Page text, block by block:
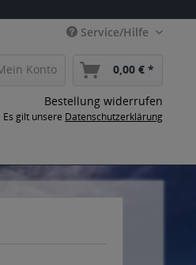
Service/Hilfe
Konto 0,00 € *
Bestellung widerrufen
Es gilt unsere Datenschutzerklärung